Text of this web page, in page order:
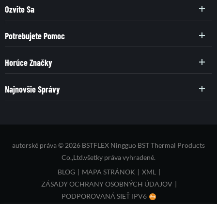
Ozvite Sa
Potrebujete Pomoc
Horúce Značky
Najnovšie Správy
autorské práva © 2026 BSTFLEX Ningguo BST Thermal Products
Co.,Ltd.všetky práva vyhradené.
BLOG | MAPA STRÁNOK | XML |
ZÁSADY OCHRANY OSOBNÝCH ÚDAJOV |
PODPOROVANÁ SIEŤ IPV6